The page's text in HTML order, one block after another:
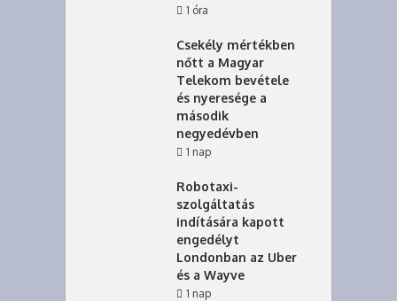
1 óra
Csekély mértékben
nőtt a Magyar
Telekom bevétele
és nyeresége a
második
negyedévben
1 nap
Robotaxi-
szolgáltatás
indítására kapott
engedélyt
Londonban az Uber
és a Wayve
1 nap